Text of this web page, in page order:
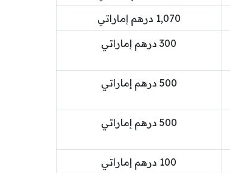
1,070 درهم إماراتي
300 درهم إماراتي
500 درهم إماراتي
500 درهم إماراتي
100 درهم إماراتي